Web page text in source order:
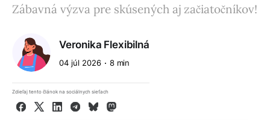
Zábavná výzva pre skúsených aj začiatočníkov!
Veronika Flexibilná
04 júl 2026 8 min
Zdieľaj tento článok na sociálnych sieťach
Facebook
X LinkedInTelegram
BlueskyMastodon